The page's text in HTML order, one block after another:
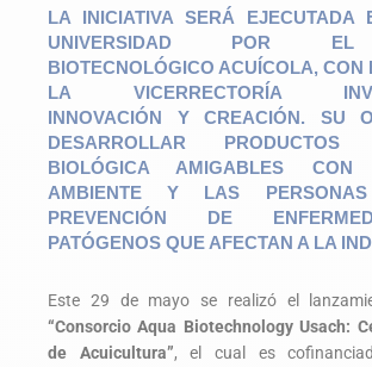
LA INICIATIVA SERÁ EJECUTADA
UNIVERSIDAD POR EL
BIOTECNOLÓGICO ACUÍCOLA, CON
LA VICERRECTORÍA
INNOVACIÓN Y CREACIÓN. SU
DESARROLLAR
BIOLÓGICA AMIGABLES
AMBIENTE Y LAS
PREVENCIÓN DE
PATÓGENOS QUE AFECTAN A LA
Este 29 de mayo se realizó el
“Consorcio Aqua Biotechnology Usach:
de Acuicultura”, el cual es